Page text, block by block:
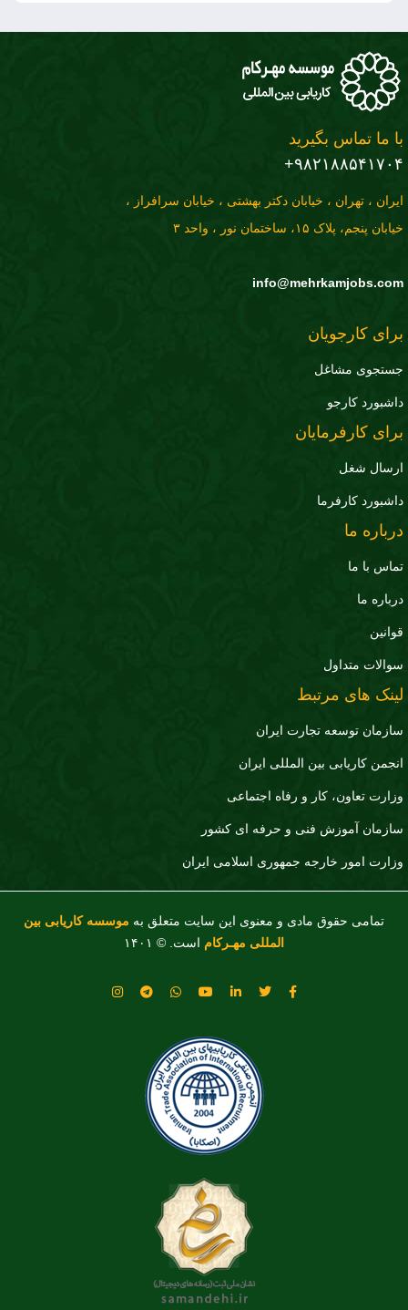
با ما تماس بگیرید
۹۸۲۱۸۸۵۴۱۷۰۴+
ایران ، تهران ، خیابان دکتر بهشتی ، خیابان سرافراز ،
خیابان پنجم، پلاک ۱۵، ساختمان نور ، واحد ۳
info@mehrkamjobs.com
برای کارجویان
جستجوی مشاغل
داشبورد کارجو
برای کارفرمایان
ارسال شغل
داشبورد کارفرما
درباره ما
تماس با ما
درباره ما
قوانین
سوالات متداول
لینک های مرتبط
سازمان توسعه تجارت ايران
انجمن کاریابی بین المللی ایران
وزارت تعاون، کار و رفاه اجتماعی
سازمان آموزش فنی و حرفه ای کشور
وزارت امور خارجه جمهوری اسلامی ایران
تمامی حقوق مادی و معنوی این سایت متعلق به موسسه کاریابی بین
المللی مهـرکام است. © ۱۴۰۱